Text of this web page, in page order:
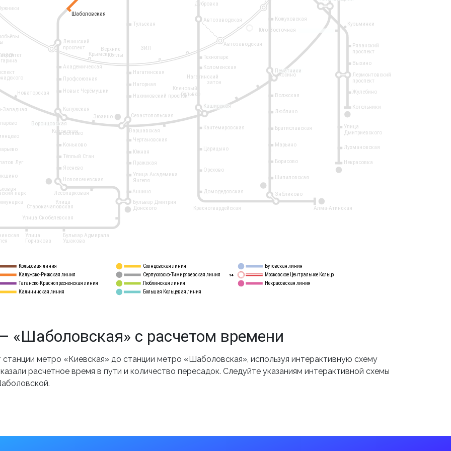
Кольцевая линия
Калужско-Рижская линия
Таганско-Краснопресненская линия
Калининская линия
Солнцевская линия
Серпуховско-Тимирязевская линия
Люблинская линия
Бутовская линия
Московское Центральное Кольцо
Большая Кольцевая линия
Некрасовская линия
14
2
11
14
Академическая
Профсоюзная
Новые Черёмушки
Калужская
Беляево
Коньково
Тёплый Стан
Ясенево
Новоясеневская
Нагатинская
Нагорная
Нахимовский проспект
Севастопольская
Чертановская
Южная
Пражская
Улица Академика
Янгеля
ЗИЛ
Верхние
Котлы
Крымская
Кузьминки
Рязанский
проспект
Выхино
Лермонтовский
проспект
Жулебино
Котельники
Кожуховская
Печатники
Волжская
Люблино
Братиславская
Марьино
Борисово
Шипиловская
Зябликово
Технопарк
Коломенская
Каширская
Кантемировская
Царицыно
Орехово
Домодедовская
Красногвардейская Алма-Атинская
Ленинский
проспект
Шаболовская
Аннино
Бульвар Дмитрия
Донского
Западная
Варшавская
Тульская
парк Лесопарковая
Улица
Старокачаловская
Улица Скобелевская
Бульвар Адмирала
Ушакова
Улица
Горчакова
Дубровка
Автозаводская
Каховская
Улица
Дмитриевского
Лухмановская
Некрасовка
Косино
Луг
Новаторская
Зюзино
Воронцовская
Автозаводская
Юго-Восточная
Кленовый
бульвар
Нагатинский
затон
Шаболовская
«Шаболовская» с расчетом времени
метро «Киевская» до станции метро «Шаболовская», используя интерактивную схему
расчетное время в пути и количество пересадок. Следуйте указаниям интерактивной схемы